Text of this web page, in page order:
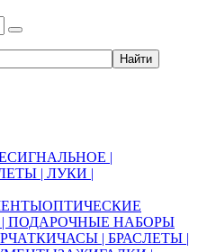
СИГНАЛЬНОЕ |
| ЛУКИ |
ОПТИЧЕСКИЕ
ПОДАРОЧНЫЕ НАБОРЫ
ЧАСЫ | БРАСЛЕТЫ |